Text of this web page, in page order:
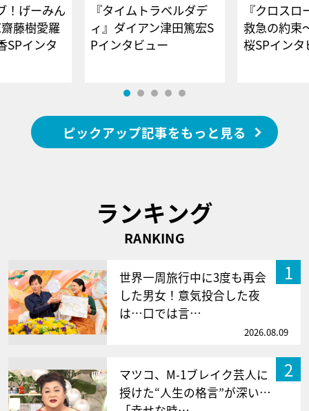
！げーみん
藤樹愛羅
SPインタ
『タイムトラベルダデ
ィ』ダイアン津田篤宏S
Pインタビュー
『クロス
救急の約束
桜SPイ
ピックアップ記事をもっと見る
ランキング
RANKING
1
世界一周旅行中に3度も再会
した男女！意気投合した夜
は…口では言…
2026.08.09
2
マツコ、M-1ブレイク芸人に
授けた“人生の格言”が深い…